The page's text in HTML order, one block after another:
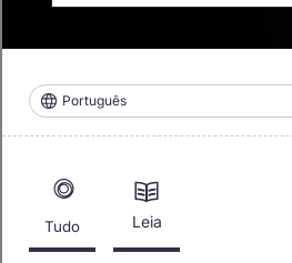
Português
Tudo Leia